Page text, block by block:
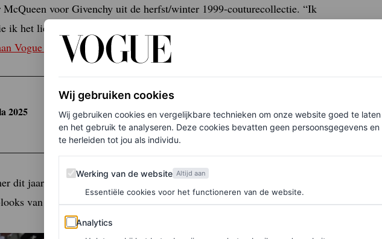
voor Givenchy uit de herfst/winter 1999-couturecollectie. “Ik
ik het liefst zou willen dragen, en ik zou zo graag iets van Alexander
Vogue over de look
2025
dit jaar brengt op het Met Gala op 5 mei aanstaande. Voordat het zover
van het supermodel door de jaren heen.
Wij gebruiken cookies
Wij gebruiken cookies en vergelijkbare technieken om onze website goed te
en het gebruik te analyseren. Deze cookies bevatten geen persoonsgegevens en
te herleiden tot jou als individu.
Werking van de website
Werking van de website Altijd aan
Essentiële cookies voor het functioneren van de website.
Analytics
Analytics